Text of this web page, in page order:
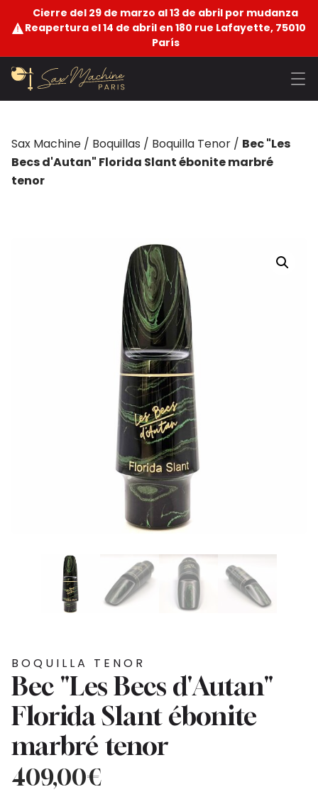
Cierre del 29 de marzo al 13 de abril por mudanza
Reapertura el 14 de abril en 180 rue Lafayette, 75010
París
Sax Machine / Boquillas / Boquilla Tenor / Bec "Les
Becs d'Autan" Florida Slant ébonite marbré
tenor
BOQUILLA TENOR
Bec "Les Becs d'Autan"
Florida Slant ébonite
marbré tenor
409,00€